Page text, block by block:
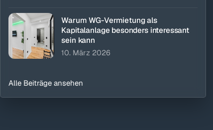
Warum WG-Vermietung als
Kapitalanlage besonders interessant
sein kann
10. März 2026
Alle Beiträge ansehen